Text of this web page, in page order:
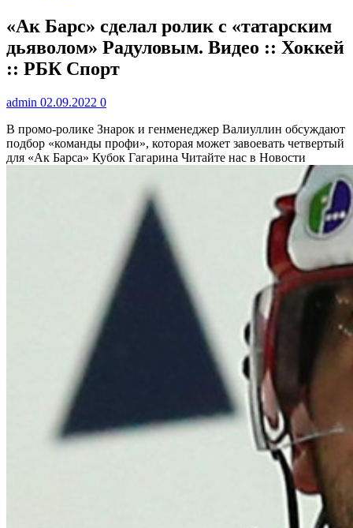
«Ак Барс» сделал ролик с «татарским
дьяволом» Радуловым. Видео :: Хоккей
:: РБК Спорт
admin 02.09.2022 0
В промо-ролике Знарок и генменеджер Валиуллин обсуждают
подбор «команды профи», которая может завоевать четвертый
для «Ак Барса» Кубок Гагарина Читайте нас в Новости